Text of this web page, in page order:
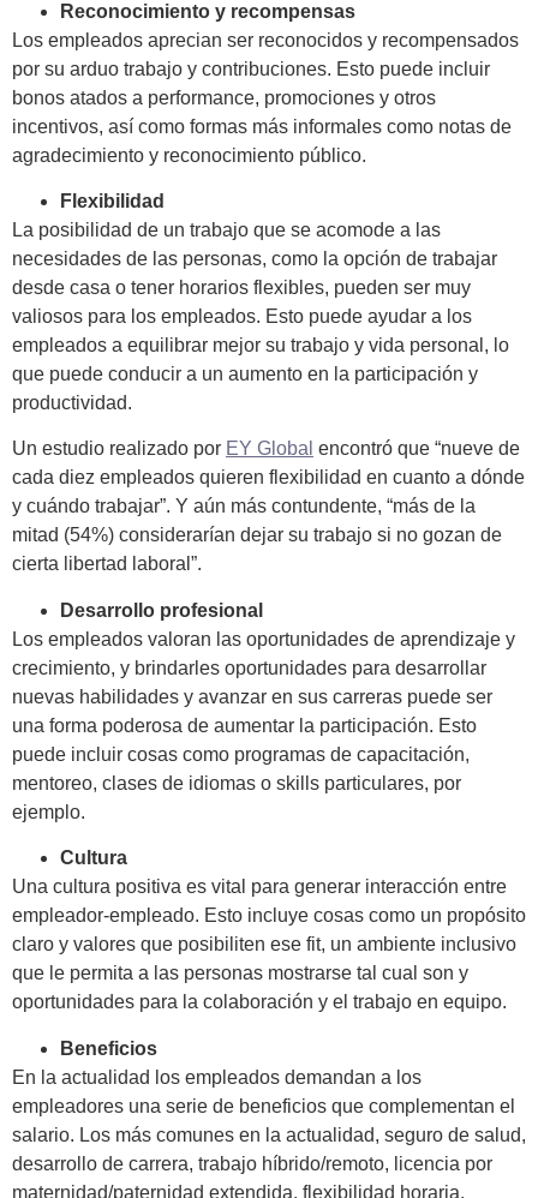
Reconocimiento y recompensas
Los empleados aprecian ser reconocidos y recompensados ​​
por su arduo trabajo y contribuciones. Esto puede incluir
bonos atados a performance, promociones y otros
incentivos, así como formas más informales como notas de
agradecimiento y reconocimiento público.
Flexibilidad
La posibilidad de un trabajo que se acomode a las
necesidades de las personas, como la opción de trabajar
desde casa o tener horarios flexibles, pueden ser muy
valiosos para los empleados. Esto puede ayudar a los
empleados a equilibrar mejor su trabajo y vida personal, lo
que puede conducir a un aumento en la participación y
productividad.
Un estudio realizado por EY Global encontró que “nueve de
cada diez empleados quieren flexibilidad en cuanto a dónde
y cuándo trabajar”. Y aún más contundente, “más de la
mitad (54%) considerarían dejar su trabajo si no gozan de
cierta libertad laboral”.
Desarrollo profesional
Los empleados valoran las oportunidades de aprendizaje y
crecimiento, y brindarles oportunidades para desarrollar
nuevas habilidades y avanzar en sus carreras puede ser
una forma poderosa de aumentar la participación. Esto
puede incluir cosas como programas de capacitación,
mentoreo, clases de idiomas o skills particulares, por
ejemplo.
Cultura
Una cultura positiva es vital para generar interacción entre
empleador-empleado. Esto incluye cosas como un propósito
claro y valores que posibiliten ese fit, un ambiente inclusivo
que le permita a las personas mostrarse tal cual son y
oportunidades para la colaboración y el trabajo en equipo.
Beneficios
En la actualidad los empleados demandan a los
empleadores una serie de beneficios que complementan el
salario. Los más comunes en la actualidad, seguro de salud,
desarrollo de carrera, trabajo híbrido/remoto, licencia por
maternidad/paternidad extendida, flexibilidad horaria,